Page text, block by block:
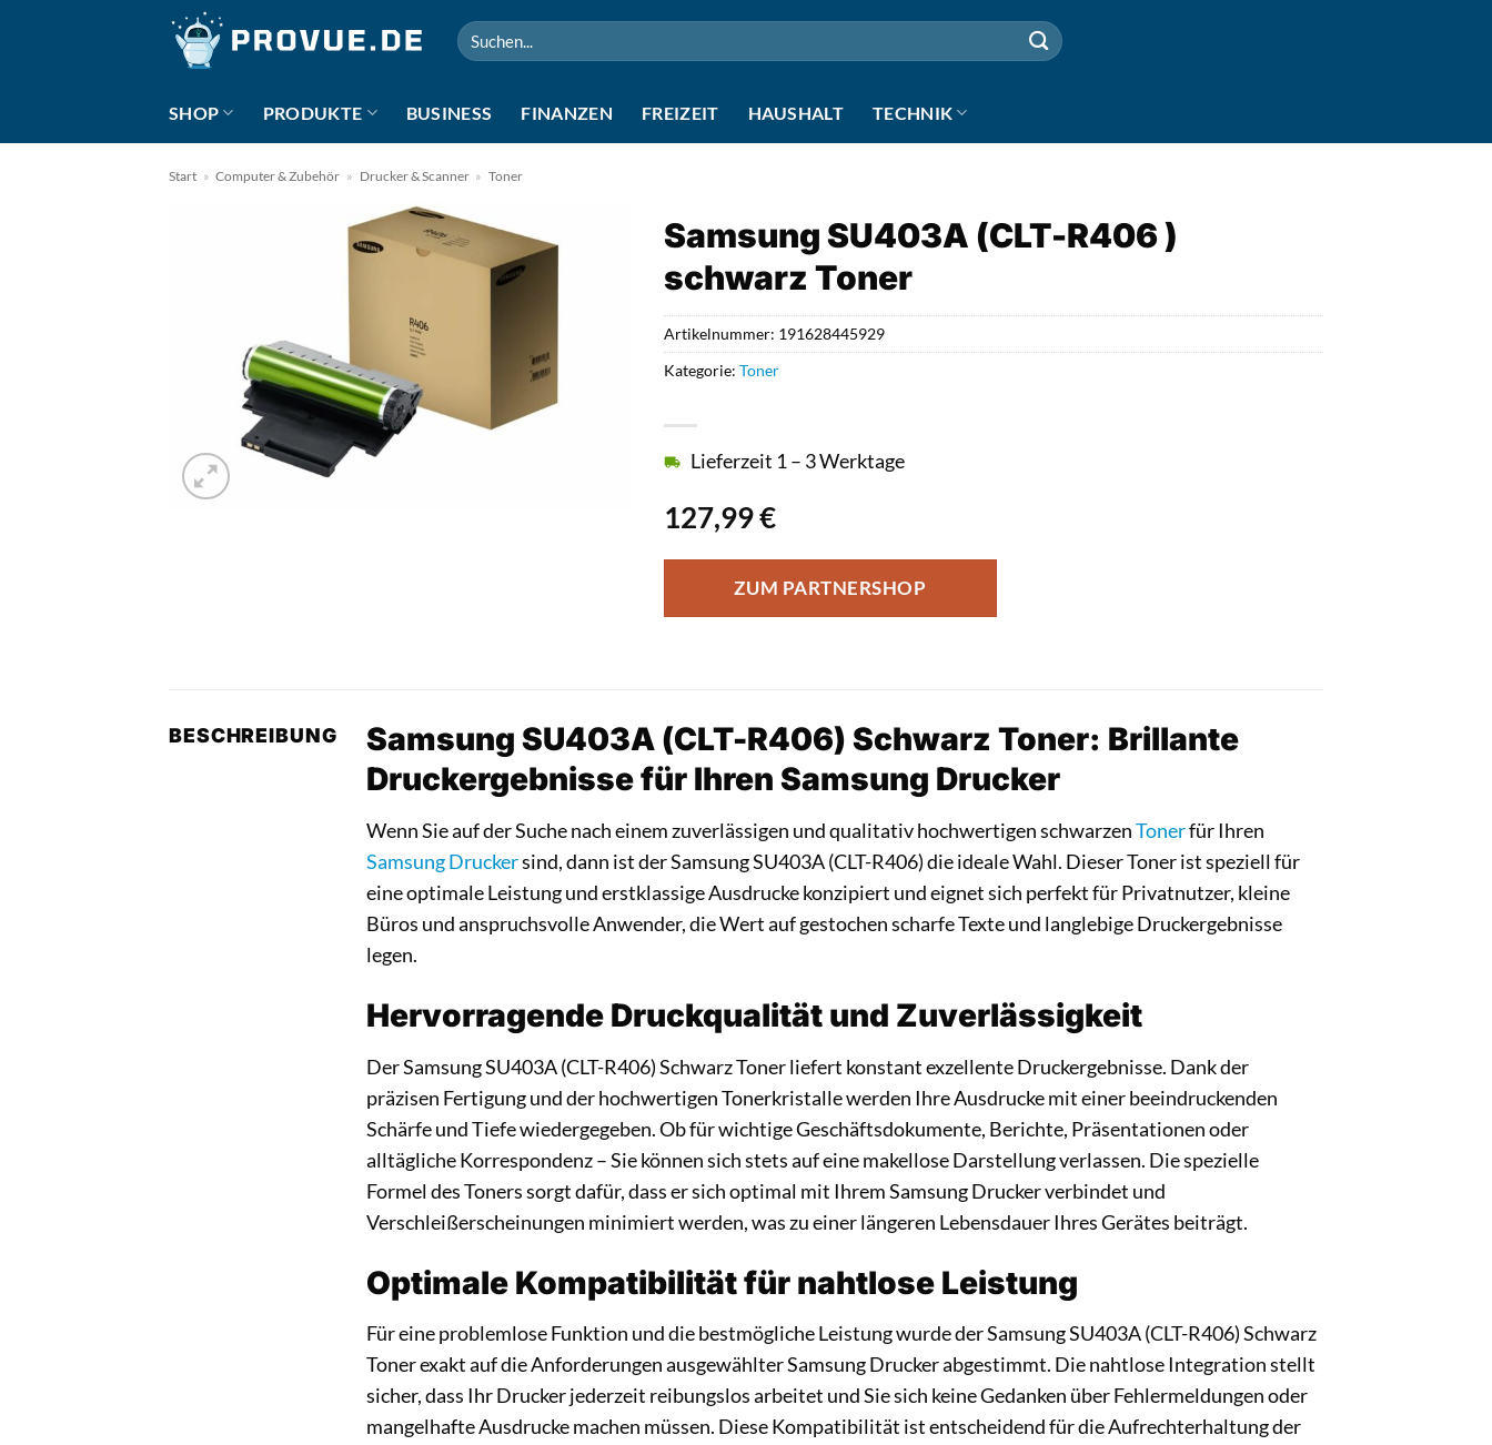
Suchen
nach:
SHOP PRODUKTE BUSINESS FINANZEN FREIZEIT HAUSHALT TECHNIK
Start » Computer & Zubehör » Drucker & Scanner » Toner
Samsung SU403A (CLT-R406 )
schwarz Toner
127,99€
Lieferzeit 1 – 3 Werktage
ZUM PARTNERSHOP
Artikelnummer: 191628445929
Kategorie: Toner
BESCHREIBUNG
Samsung SU403A (CLT-R406) Schwarz Toner: Brillante
Druckergebnisse für Ihren Samsung Drucker
Wenn Sie auf der Suche nach einem zuverlässigen und qualitativ hochwertigen schwarzenTonerfür Ihren
SamsungDruckersind, dann ist der Samsung SU403A (CLT-R406) die ideale Wahl. Dieser Toner ist speziell für
eine optimale Leistung und erstklassige Ausdrucke konzipiert und eignet sich perfekt für Privatnutzer, kleine
Büros und anspruchsvolle Anwender, die Wert auf gestochen scharfe Texte und langlebige Druckergebnisse
legen.
Hervorragende Druckqualität und Zuverlässigkeit
Der Samsung SU403A (CLT-R406) Schwarz Toner liefert konstant exzellente Druckergebnisse. Dank der
präzisen Fertigung und der hochwertigen Tonerkristalle werden Ihre Ausdrucke mit einer beeindruckenden
Schärfe und Tiefe wiedergegeben. Ob für wichtige Geschäftsdokumente, Berichte, Präsentationen oder
alltägliche Korrespondenz – Sie können sich stets auf eine makellose Darstellung verlassen. Die spezielle
Formel des Toners sorgt dafür, dass er sich optimal mit Ihrem Samsung Drucker verbindet und
Verschleißerscheinungen minimiert werden, was zu einer längeren Lebensdauer Ihres Gerätes beiträgt.
Optimale Kompatibilität für nahtlose Leistung
Für eine problemlose Funktion und die bestmögliche Leistung wurde der Samsung SU403A (CLT-R406) Schwarz
Toner exakt auf die Anforderungen ausgewählter Samsung Drucker abgestimmt. Die nahtlose Integration stellt
sicher, dass Ihr Drucker jederzeit reibungslos arbeitet und Sie sich keine Gedanken über Fehlermeldungen oder
mangelhafte Ausdrucke machen müssen. Diese Kompatibilität ist entscheidend für die Aufrechterhaltung der